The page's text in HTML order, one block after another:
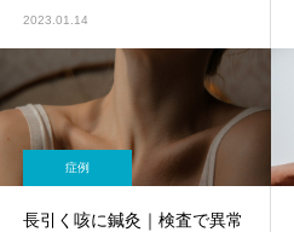
性の症例
2023.01.14
症例
長引く咳に鍼灸｜検査で異常